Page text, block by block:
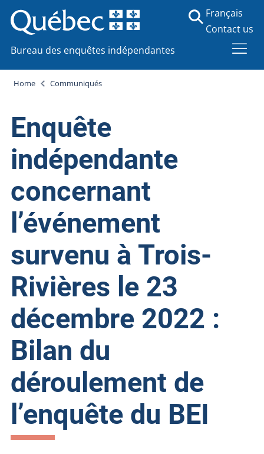
Bureau des enquêtes indépendantes
Français
Contact us
Home Communiqués
Enquête
indépendante
concernant
l’événement
survenu à Trois-
Rivières le 23
décembre 2022 :
Bilan du
déroulement de
l’enquête du BEI